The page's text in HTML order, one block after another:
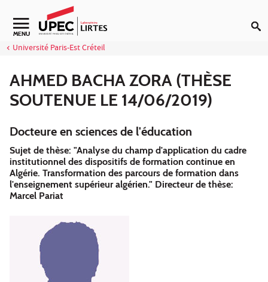
Aller au contenu
Navigation secondaire
MENU
Université Paris-Est Créteil
AHMED BACHA ZORA (THÈSE
SOUTENUE LE 14/06/2019)
Docteure en sciences de l'éducation
Sujet de thèse: "Analyse du champ d'application du cadre
institutionnel des dispositifs de formation continue en
Algérie. Transformation des parcours de formation dans
l'enseignement supérieur algérien." Directeur de thèse:
Marcel Pariat